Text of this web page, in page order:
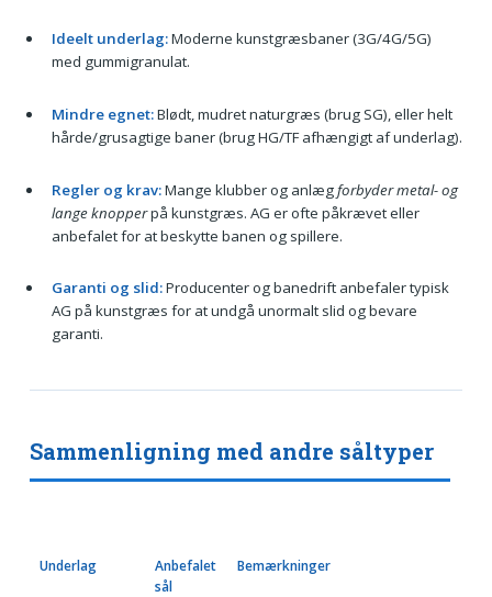
Ideelt underlag:Moderne kunstgræsbaner (3G/4G/5G)
med gummigranulat.
Mindre egnet:Blødt, mudret naturgræs (brug SG), eller helt
hårde/grusagtige baner (brug HG/TF afhængigt af underlag).
Regler og krav:Mange klubber og anlægforbyder metal- og
lange knopperpå kunstgræs. AG er ofte påkrævet eller
anbefalet for at beskytte banen og spillere.
Garanti og slid:Producenter og banedrift anbefaler typisk
AG på kunstgræs for at undgå unormalt slid og bevare
garanti.
Sammenligning med andre såltyper
Underlag
Anbefalet
sål
Bemærkninger